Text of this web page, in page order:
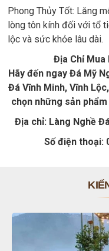
Phong Thủy Tốt: Lăng
lòng tôn kính đối với tổ
lộc và sức khỏe lâu dài.
Địa Chỉ Mua
Hãy đến ngay Đá Mỹ
Đá Vĩnh Minh, Vĩnh
chọn những sản
Địa chỉ: Làng Nghề
Số điện thoại: